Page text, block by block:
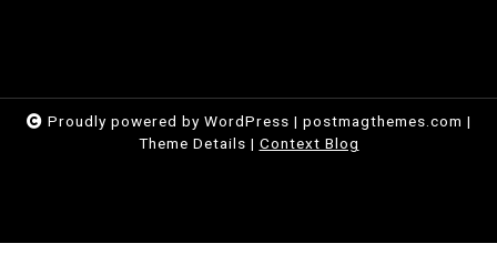
Proudly powered by WordPress | postmagthemes.com |
Theme Details | Context Blog